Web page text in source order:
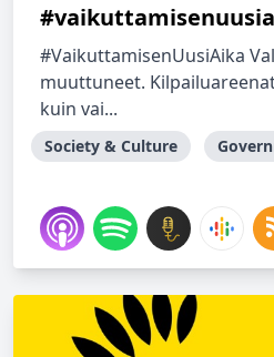
#VaikuttamisenUusiAika
muuttuneet.
kuin vai...
Society & Culture